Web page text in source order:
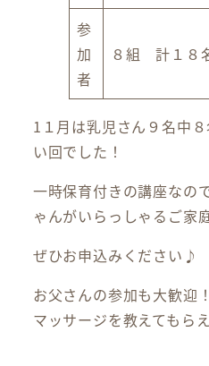
参
加
者
８組 計１８
1１月は乳児さん９名中
い回でした！
一時保育付きの講座なの
ゃんがいらっしゃるご家
ぜひお申込みください♪
お父さんの参加も大歓迎
マッサージを教えてもら